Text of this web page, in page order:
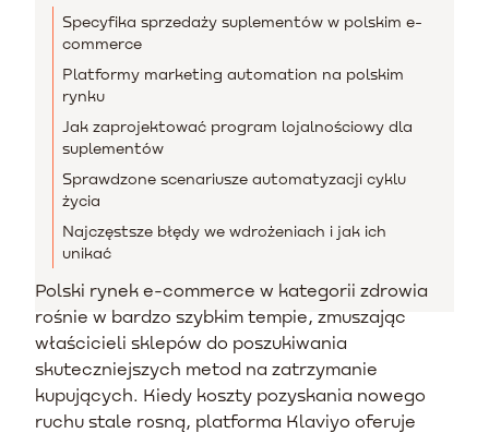
Specyfika sprzedaży suplementów w polskim e-
commerce
Platformy marketing automation na polskim
rynku
Jak zaprojektować program lojalnościowy dla
suplementów
Sprawdzone scenariusze automatyzacji cyklu
życia
Najczęstsze błędy we wdrożeniach i jak ich
unikać
Polski rynek e-commerce w kategorii zdrowia
rośnie w bardzo szybkim tempie, zmuszając
właścicieli sklepów do poszukiwania
skuteczniejszych metod na zatrzymanie
kupujących. Kiedy koszty pozyskania nowego
ruchu stale rosną, platforma Klaviyo oferuje